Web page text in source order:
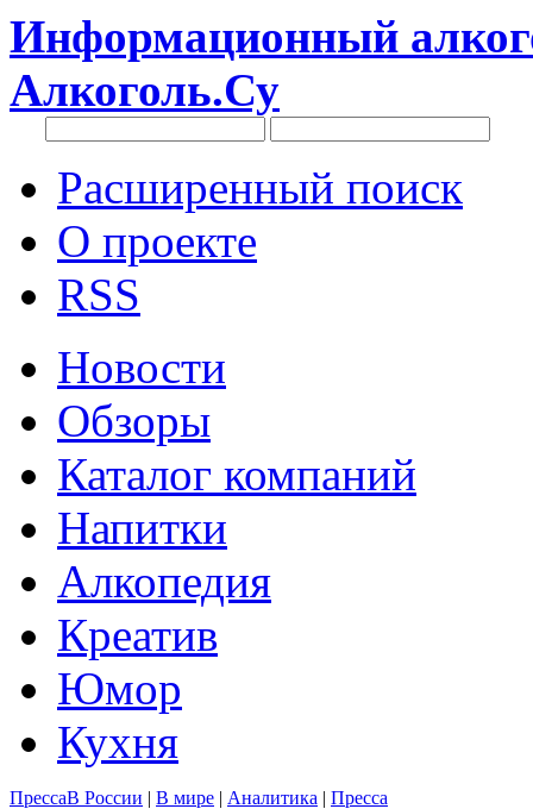
Информационный
Алкоголь.Су
Расширенный поиск
О проекте
RSS
Новости
Обзоры
Каталог компаний
Напитки
Алкопедия
Креатив
Юмор
Кухня
ПрессаВ России | В мире | Аналитика | Пресса